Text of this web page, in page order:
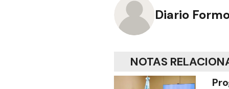
Diario
NOTAS